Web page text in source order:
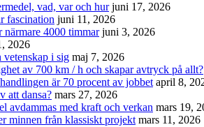
vad, var och hur juni 17, 2026
fascination juni 11, 2026
närmare 4000 timmar juni 3, 2026
2026
vetenskap i sig maj 7, 2026
av 700 km / h och skapar avtryck på allt?
är 70 procent av jobbet april 8,
att dansa? mars 27, 2026
avdammas med kraft och verkan mars 19,
minnen från klassiskt projekt mars 11, 2026